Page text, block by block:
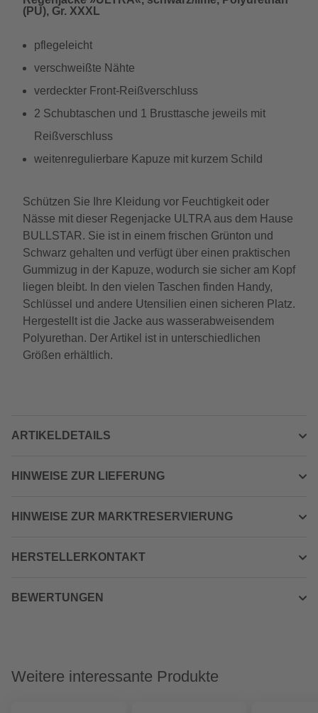
(PU), Gr. XXXL
pflegeleicht
verschweißte Nähte
verdeckter Front-Reißverschluss
2 Schubtaschen und 1 Brusttasche jeweils mit
Reißverschluss
weitenregulierbare Kapuze mit kurzem Schild
Schützen Sie Ihre Kleidung vor Feuchtigkeit oder
Nässe mit dieser Regenjacke ULTRA aus dem Hause
BULLSTAR. Sie ist in einem frischen Grünton und
Schwarz gehalten und verfügt über einen praktischen
Gummizug in der Kapuze, wodurch sie sicher am Kopf
liegen bleibt. In den vielen Taschen finden Handy,
Schlüssel und andere Utensilien einen sicheren Platz.
Hergestellt ist die Jacke aus wasserabweisendem
Polyurethan. Der Artikel ist in unterschiedlichen
Größen erhältlich.
ARTIKELDETAILS
HINWEISE ZUR LIEFERUNG
HINWEISE ZUR MARKTRESERVIERUNG
HERSTELLERKONTAKT
BEWERTUNGEN
Weitere interessante Produkte